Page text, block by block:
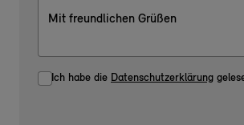
Ich habe die Datenschutzerklärung